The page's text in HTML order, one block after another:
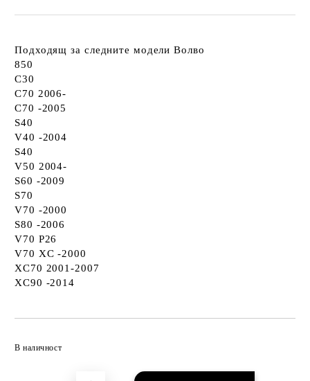
Подходящ за следните модели Волво
850
C30
C70 2006-
C70 -2005
S40
V40 -2004
S40
V50 2004-
S60 -2009
S70
V70 -2000
S80 -2006
V70 P26
V70 XC -2000
XC70 2001-2007
XC90 -2014
В наличност